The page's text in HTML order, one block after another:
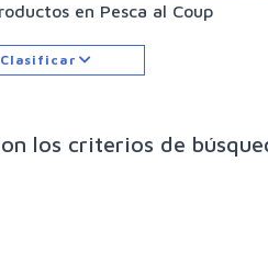
en Pesca al Coup
Clasificar
los criterios de